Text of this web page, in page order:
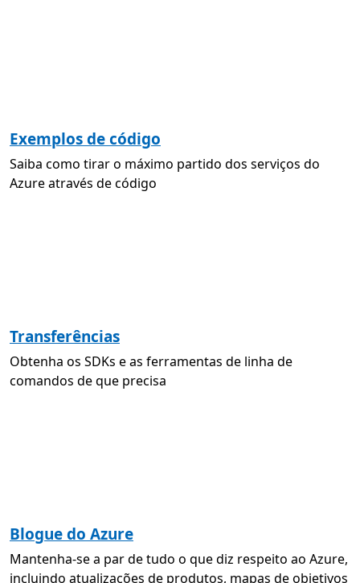
Exemplos de código
Saiba como tirar o máximo partido dos serviços do
Azure através de código
Transferências
Obtenha os SDKs e as ferramentas de linha de
comandos de que precisa
Blogue do Azure
Mantenha-se a par de tudo o que diz respeito ao Azure,
incluindo atualizações de produtos, mapas de objetivos